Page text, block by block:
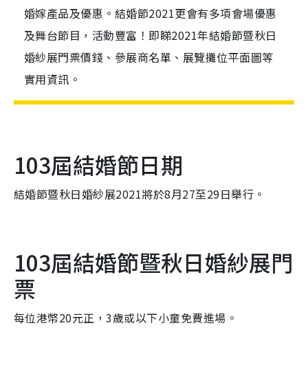
婚嫁產品及優惠。結婚節2021更會有多項會場優惠
及舞台節目，活動豐富！即睇2021年結婚節暨秋日
婚紗展門票價錢、參展商名單、展覽攤位平面圖等
實用資訊。
103屆結婚節日期
結婚節暨秋日婚紗展2021將於8月27至29日舉行。
103屆結婚節暨秋日婚紗展門
票
每位港幣20元正，3歲或以下小童免費進場。